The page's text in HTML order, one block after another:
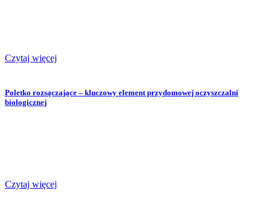
Czytaj więcej
Poletko rozsączające – kluczowy element przydomowej oczyszczalni
biologicznej
Czytaj więcej